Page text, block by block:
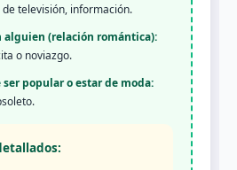
televisión, información.
alguien (relación romántica):
o noviazgo.
ser popular o estar de moda: